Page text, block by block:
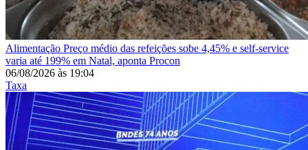
Alimentação Preço médio das refeições sobe 4,45% e self-service
varia até 199% em Natal, aponta Procon
06/08/2026 às 19:04
Taxa